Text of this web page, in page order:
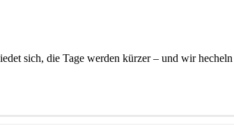
sich, die Tage werden kürzer – und wir hecheln